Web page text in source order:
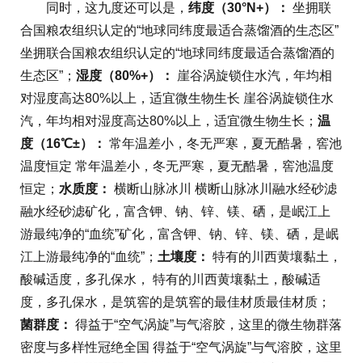
同时，这九度还可以是， 纬度（30°N+）： 坐拥联
合国粮农组织认定的“地球同纬度最适合蒸馏酒的生态区”
坐拥联合国粮农组织认定的“地球同纬度最适合蒸馏酒的
生态区”； 湿度（80%+）：
崖谷涡旋锁住水汽，年均相
对湿度高达80%以上，适宜微生物生长 崖谷涡旋锁住水
汽，年均相对湿度高达80%以上，适宜微生物生长； 温
度（16℃±）： 常年温差小，冬无严寒，夏无酷暑，窖池
温度恒定 常年温差小，冬无严寒，夏无酷暑，窖池温度
恒定； 水质度： 横断山脉冰川 横断山脉冰川融水经砂滤
融水经砂滤矿化，富含钾、钠、锌、镁、硒，是岷江上
游最纯净的“血统”矿化，富含钾、钠、锌、镁、硒，是岷
江上游最纯净的“血统”； 土壤度： 特有的川西黄壤黏土，
酸碱适度，多孔保水， 特有的川西黄壤黏土，酸碱适
度，多孔保水，是筑窖的是筑窖的最佳材质最佳材质；
菌群度： 得益于“空气涡旋”与气溶胶，这里的微生物群落
密度与多样性冠绝全国 得益于“空气涡旋”与气溶胶，这里